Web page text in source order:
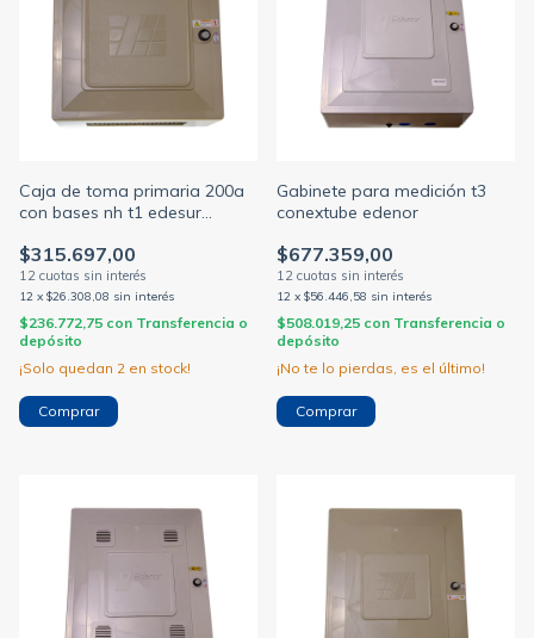
Caja de toma primaria 200a
con bases nh t1 edesur
$315.697,00
12 x $26.308,08 sin interés
$236.772,75 con Transferencia o
depósito
¡Solo quedan 2 en stock!
Gabinete para medición t3
conextube edenor
$677.359,00
12 x $56.446,58 sin interés
$508.019,25 con Transferencia o
depósito
¡No te lo pierdas, es el último!